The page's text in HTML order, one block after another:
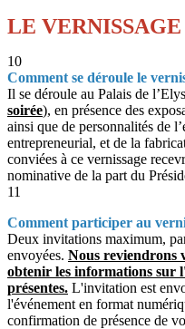
LE VERNISSAGE
10
Comment se déroule le
Il se déroule au Palais de
soirée), en présence des
ainsi que de personnalités de
entrepreneurial, et de la
conviées à ce vernissage
nominative de la part du
11
Comment participer au
Deux invitations maximum,
envoyées. Nous reviendrons
obtenir les informations sur
présentes. L'invitation est
l'événement en format
confirmation de présence de